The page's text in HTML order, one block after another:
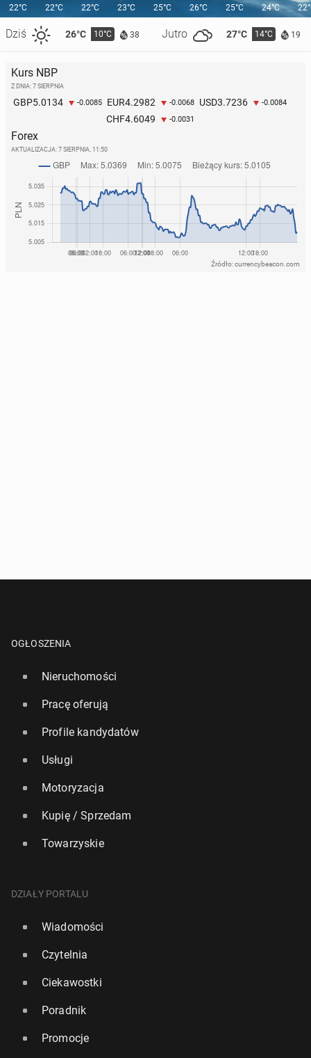
Miliony po­dró­żu­ją­cych może czytać polską poezję w
lon­dyń­skim metrze
15 czerwca, 08:00
22°C
Dziś 26°C 10°C 38 Jutro 27°C 14°C 19
22°C 22°C 23°C 25°C 26°C 25°C 24°C
Kurs NBP
Z DNIA: 7 SIERPNIA
GBP5.0134 -0.0085 EUR4.2982 -0.0068 USD3.7236 -0.0084
CHF4.6049 -0.0031
Forex
AKTUALIZACJA: 7 SIERPNIA, 11:50
Źródło: currencybeacon.com
OGŁOSZENIA
Nieruchomości
Pracę oferują
Profile kandydatów
Usługi
Motoryzacja
Kupię / Sprzedam
Towarzyskie
DZIAŁY PORTALU
Wiadomości
Czytelnia
Ciekawostki
Poradnik
Promocje